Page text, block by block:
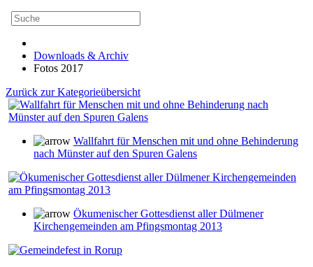
Downloads & Archiv
Fotos 2017
Zurück zur Kategorieübersicht
Wallfahrt für Menschen mit und ohne Behinderung
nach Münster auf den Spuren Galens
Ökumenischer Gottesdienst aller Dülmener
Kirchengemeinden am Pfingsmontag 2013